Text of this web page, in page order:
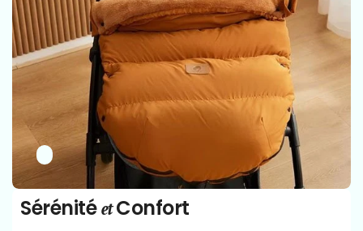
SérénitéetConfort